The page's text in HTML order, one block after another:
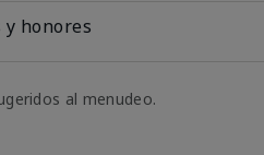
y honores
al menudeo.